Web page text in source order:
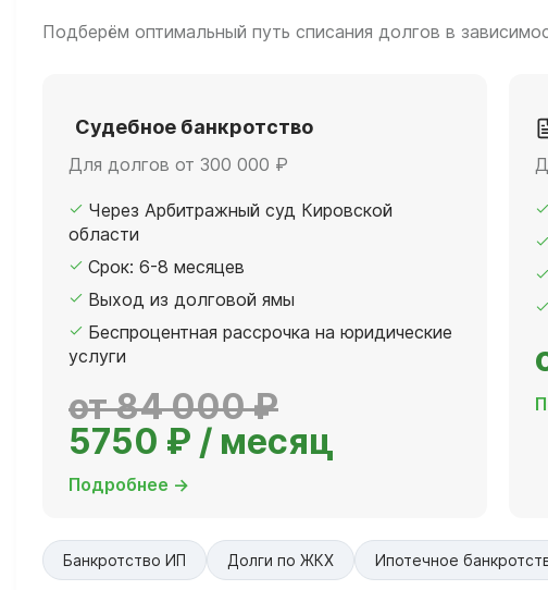
Подберём оптимальный путь списания долгов в
Судебное банкротство
Для долгов от 300 000 ₽
Через Арбитражный суд Кировской
области
Срок: 6-8 месяцев
Выход из долговой ямы
Беспроцентная рассрочка на юридические
услуги
от 84 000 ₽
5750 ₽ / месяц
Подробнее →
Банкротство ИП Долги по ЖКХ Ипотечное